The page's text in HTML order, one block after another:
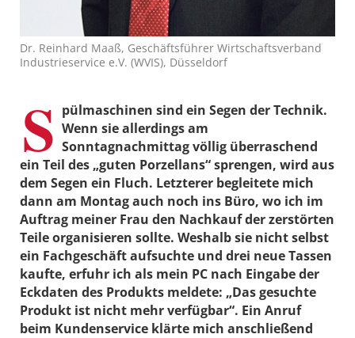
Dr. Reinhard Maaß, Geschäftsführer Wirtschaftsverband
Industrieservice e.V. (WVIS), Düsseldorf
S pülmaschinen sind ein Segen der Technik.
Wenn sie allerdings am
Sonntagnachmittag völlig überraschend
ein Teil des „guten Porzellans“ sprengen, wird aus
dem Segen ein Fluch. Letzterer begleitete mich
dann am Montag auch noch ins Büro, wo ich im
Auftrag meiner Frau den Nachkauf der zerstörten
Teile organisieren sollte. Weshalb sie nicht selbst
ein Fachgeschäft aufsuchte und drei neue Tassen
kaufte, erfuhr ich als mein PC nach Eingabe der
Eckdaten des Produkts meldete: „Das gesuchte
Produkt ist nicht mehr verfügbar“. Ein Anruf
beim Kundenservice klärte mich anschließend